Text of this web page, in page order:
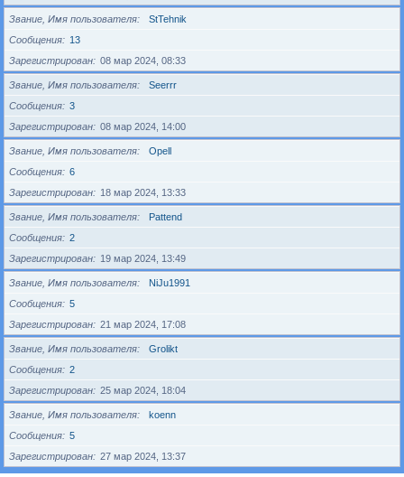
Звание, Имя пользователя
StTehnik
Сообщения
13
Зарегистрирован
08 мар 2024, 08:33
Звание, Имя пользователя
Seerrr
Сообщения
3
Зарегистрирован
08 мар 2024, 14:00
Звание, Имя пользователя
Opell
Сообщения
6
Зарегистрирован
18 мар 2024, 13:33
Звание, Имя пользователя
Pattend
Сообщения
2
Зарегистрирован
19 мар 2024, 13:49
Звание, Имя пользователя
NiJu1991
Сообщения
5
Зарегистрирован
21 мар 2024, 17:08
Звание, Имя пользователя
Grolikt
Сообщения
2
Зарегистрирован
25 мар 2024, 18:04
Звание, Имя пользователя
koenn
Сообщения
5
Зарегистрирован
27 мар 2024, 13:37